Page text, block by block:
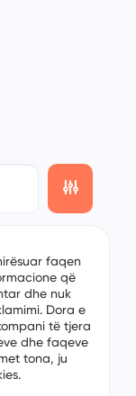
faqen
që
dhe nuk
Dora e
të tjera
dhe faqeve
tona, ju